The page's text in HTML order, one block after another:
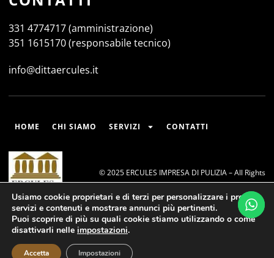
331 4774717 (amministrazione)
351 1615170 (responsabile tecnico)
info@dittaercules.it
HOME CHI SIAMO SERVIZI CONTATTI
© 2025 ERCULES IMPRESA DI PULIZIA – All Rights
Reserved.
Sito CERTIFICATO
Usiamo cookie proprietari e di terzi per personalizzare i propri
servizi e contenuti e mostrare annunci più pertinenti.
Puoi scoprire di più su quali cookie stiamo utilizzando o come
disattivarli nelle impostazioni.
Accetta Impostazioni